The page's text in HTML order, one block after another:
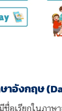
าอังกฤษ
อเรียกในภาษ